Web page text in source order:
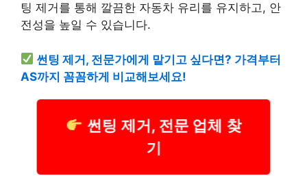
팅 제거를 통해 깔끔한 자동차 유리를 유지하고, 안
전성을 높일 수 있습니다.
썬팅 제거, 전문가에게 맡기고 싶다면? 가격부터
AS까지 꼼꼼하게 비교해보세요!
썬팅 제거, 전문 업체 찾
기